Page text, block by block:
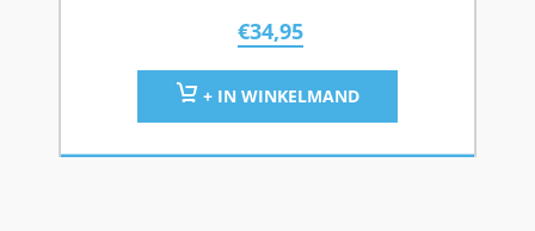
€34,95
+ IN WINKELMAND